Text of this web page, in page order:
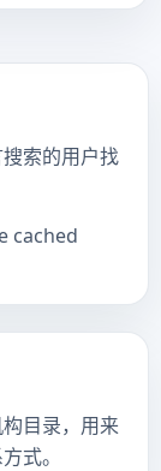
索的用户找
cached
目录，用来
式。